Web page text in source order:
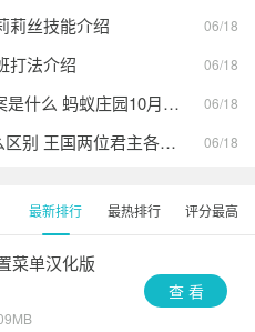
莉丝技能介绍 06/18
打法介绍 06/18
蚂蚁庄园10月13日的问题答案是什么 蚂蚁庄园10月13日答案最新分享 06/18
王国两位君主各个岛屿有什么区别 王国两位君主各个岛屿的异同 06/18
最新排行 最热排行 评分最高
菜单汉化版
查 看